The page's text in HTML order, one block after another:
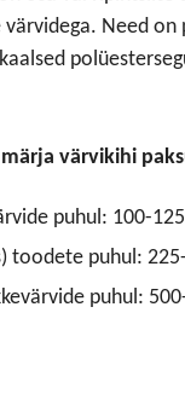
Need on
värvikihi
puhul: 100-
toodete puhul:
puhul: